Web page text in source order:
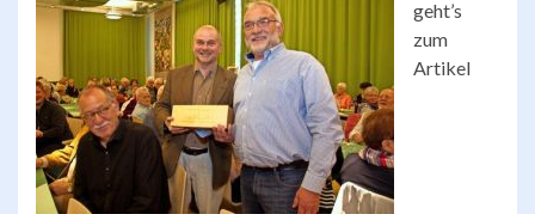
geht’s
zum
Artikel